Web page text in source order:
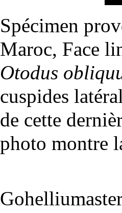
Spécimen
Maroc, Face
Otodus
cuspides
de cette
photo montre